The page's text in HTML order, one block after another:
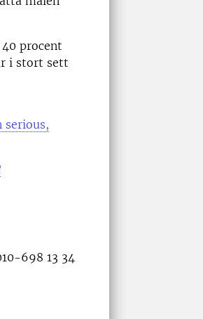
procent
i stort sett
serious,
698 13 34